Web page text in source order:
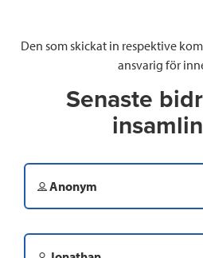
Den som skickat in respektive
ansvarig för
Senaste
Anonym